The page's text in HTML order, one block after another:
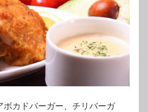
カドバーガー、チリバーガ